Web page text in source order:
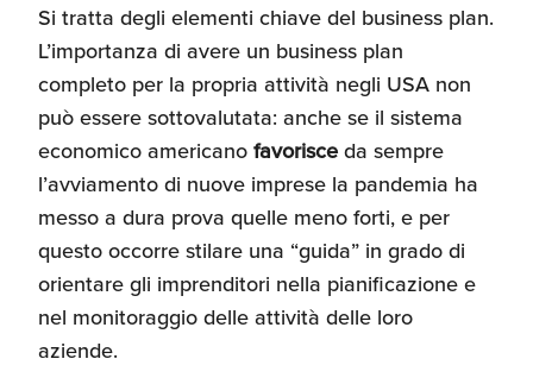
e Licenze
Ricerca Personale e
Umane
Si tratta degli elementi chiave del business plan.
L’importanza di avere un business plan
completo per la propria attività negli USA non
può essere sottovalutata: anche se il sistema
economico americanofavorisceda sempre
l’avviamento di nuove imprese la pandemia ha
messo a dura prova quelle meno forti, e per
questo occorre stilare una “guida” in grado di
orientare gli imprenditori nella pianificazione e
nel monitoraggio delle attività delle loro
aziende.